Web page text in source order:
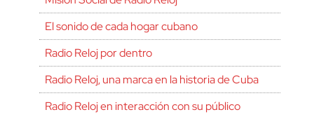
El sonido de cada hogar cubano
Radio Reloj por dentro
Radio Reloj, una marca en la historia de Cuba
Radio Reloj en interacción con su público